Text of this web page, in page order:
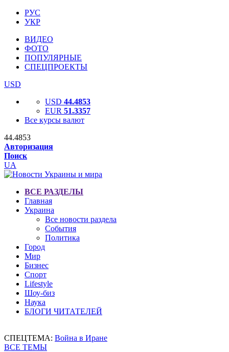
РУС
УКР
ВИДЕО
ФОТО
ПОПУЛЯРНЫЕ
СПЕЦПРОЕКТЫ
USD
USD 44.4853
EUR 51.3357
Все курсы валют
44.4853
Авторизация
Поиск
UA
ВСЕ РАЗДЕЛЫ
Главная
Украина
Все новости раздела
События
Политика
Город
Мир
Бизнес
Спорт
Lifestyle
Шоу-биз
Наука
БЛОГИ ЧИТАТЕЛЕЙ
СПЕЦТЕМА: Война в Иране
ВСЕ ТЕМЫ